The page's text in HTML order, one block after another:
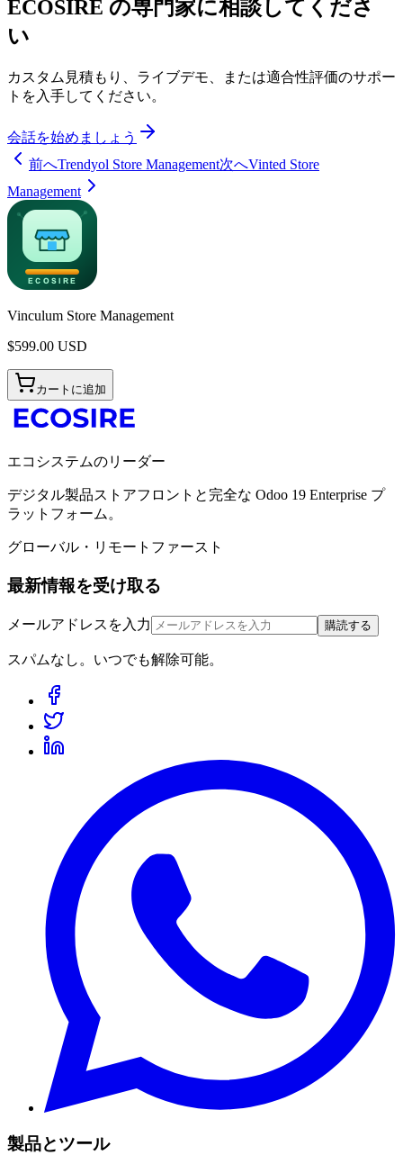
ECOSIRE の専門家に相談してくださ
い
カスタム見積もり、ライブデモ、または適合性評価のサポー
トを入手してください。
会話を始めましょう
前へTrendyol Store Management次へVinted Store
Management
Vinculum Store Management
$599.00 USD
カートに追加
エコシステムのリーダー
デジタル製品ストアフロントと完全な Odoo 19 Enterprise プ
ラットフォーム。
グローバル・リモートファースト
最新情報を受け取る
メールアドレスを入力 購読する
スパムなし。いつでも解除可能。
製品とツール